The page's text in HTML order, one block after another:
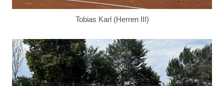
Tobias Karl (Herren III)